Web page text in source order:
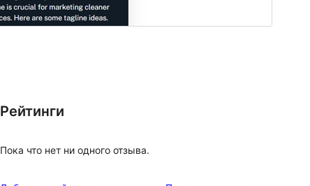
Рейтинги
Пока что нет ни одного отзыва.